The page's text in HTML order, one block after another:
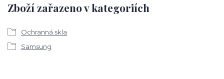
Zboží zařazeno v kategoriích
Ochranná skla
Samsung